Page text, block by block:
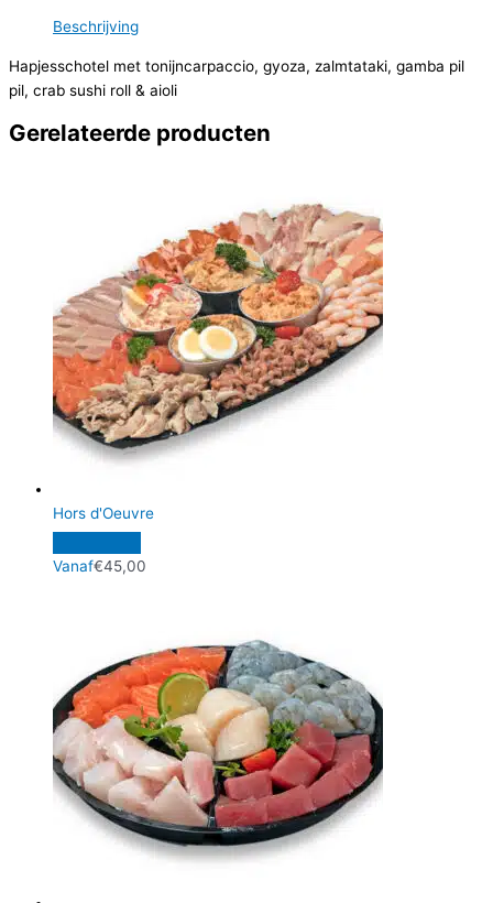
Beschrijving
Hapjesschotel met tonijncarpaccio, gyoza, zalmtataki, gamba pil
pil, crab sushi roll & aioli
Gerelateerde producten
Hors d'Oeuvre
Vanaf€45,00